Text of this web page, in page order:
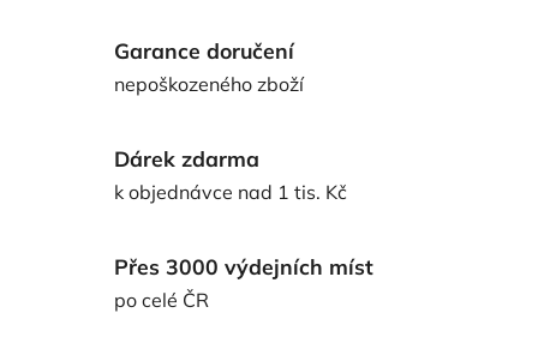
Garance doručení
nepoškozeného zboží
Dárek zdarma
k objednávce nad 1 tis. Kč
Přes 3000 výdejních míst
po celé ČR